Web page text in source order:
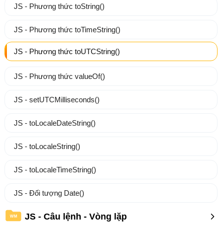
JS - Phương thức toString()
JS - Phương thức toTimeString()
JS - Phương thức toUTCString()
JS - Phương thức valueOf()
JS - setUTCMilliseconds()
JS - toLocaleDateString()
JS - toLocaleString()
JS - toLocaleTimeString()
JS - Đối tượng Date()
WM JS - Câu lệnh - Vòng lặp